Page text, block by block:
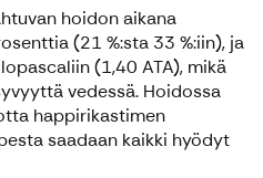
hoidon aikana
(21 %:sta 33 %:iin), ja
(1,40 ATA), mikä
vedessä. Hoidossa
happirikastimen
saadaan kaikki hyödyt